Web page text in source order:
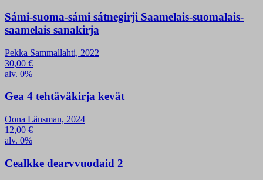
Sámi-suoma-sámi sátnegirji Saamelais-suomalais-
saamelais sanakirja
Pekka Sammallahti, 2022
30,00 €
alv. 0%
Gea 4 tehtäväkirja kevät
Oona Länsman, 2024
12,00 €
alv. 0%
Cealkke dearvvuođaid 2